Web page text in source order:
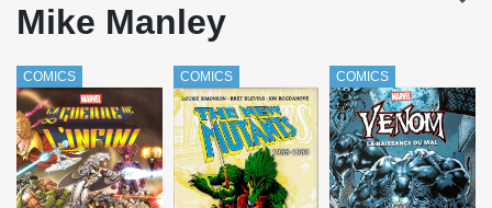
Mike Manley
COMICS COMICS COMICS